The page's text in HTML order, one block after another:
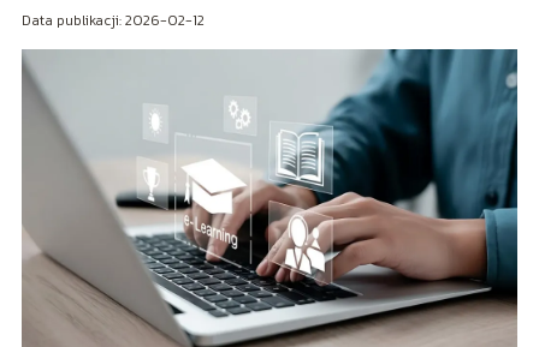
Data publikacji: 2026-02-12